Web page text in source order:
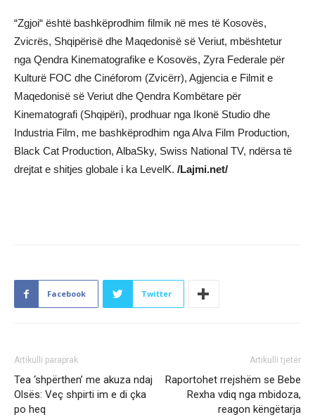
“Zgjoi“ është bashkëprodhim filmik në mes të Kosovës,
Zvicrës, Shqipërisë dhe Maqedonisë së Veriut, mbështetur
nga Qendra Kinematografike e Kosovës, Zyra Federale për
Kulturë FOC dhe Cinéforom (Zvicërr), Agjencia e Filmit e
Maqedonisë së Veriut dhe Qendra Kombëtare për
Kinematografi (Shqipëri), prodhuar nga Ikonë Studio dhe
Industria Film, me bashkëprodhim nga Alva Film Production,
Black Cat Production, AlbaSky, Swiss National TV, ndërsa të
drejtat e shitjes globale i ka LevelK. /Lajmi.net/
Facebook Twitter
Artikulli paraprak
Tea ‘shpërthen’ me akuza ndaj
Olsës: Veç shpirti im e di çka
po heq
Artikulli tjetër
Raportohet rrejshëm se Bebe
Rexha vdiq nga mbidoza,
reagon këngëtarja